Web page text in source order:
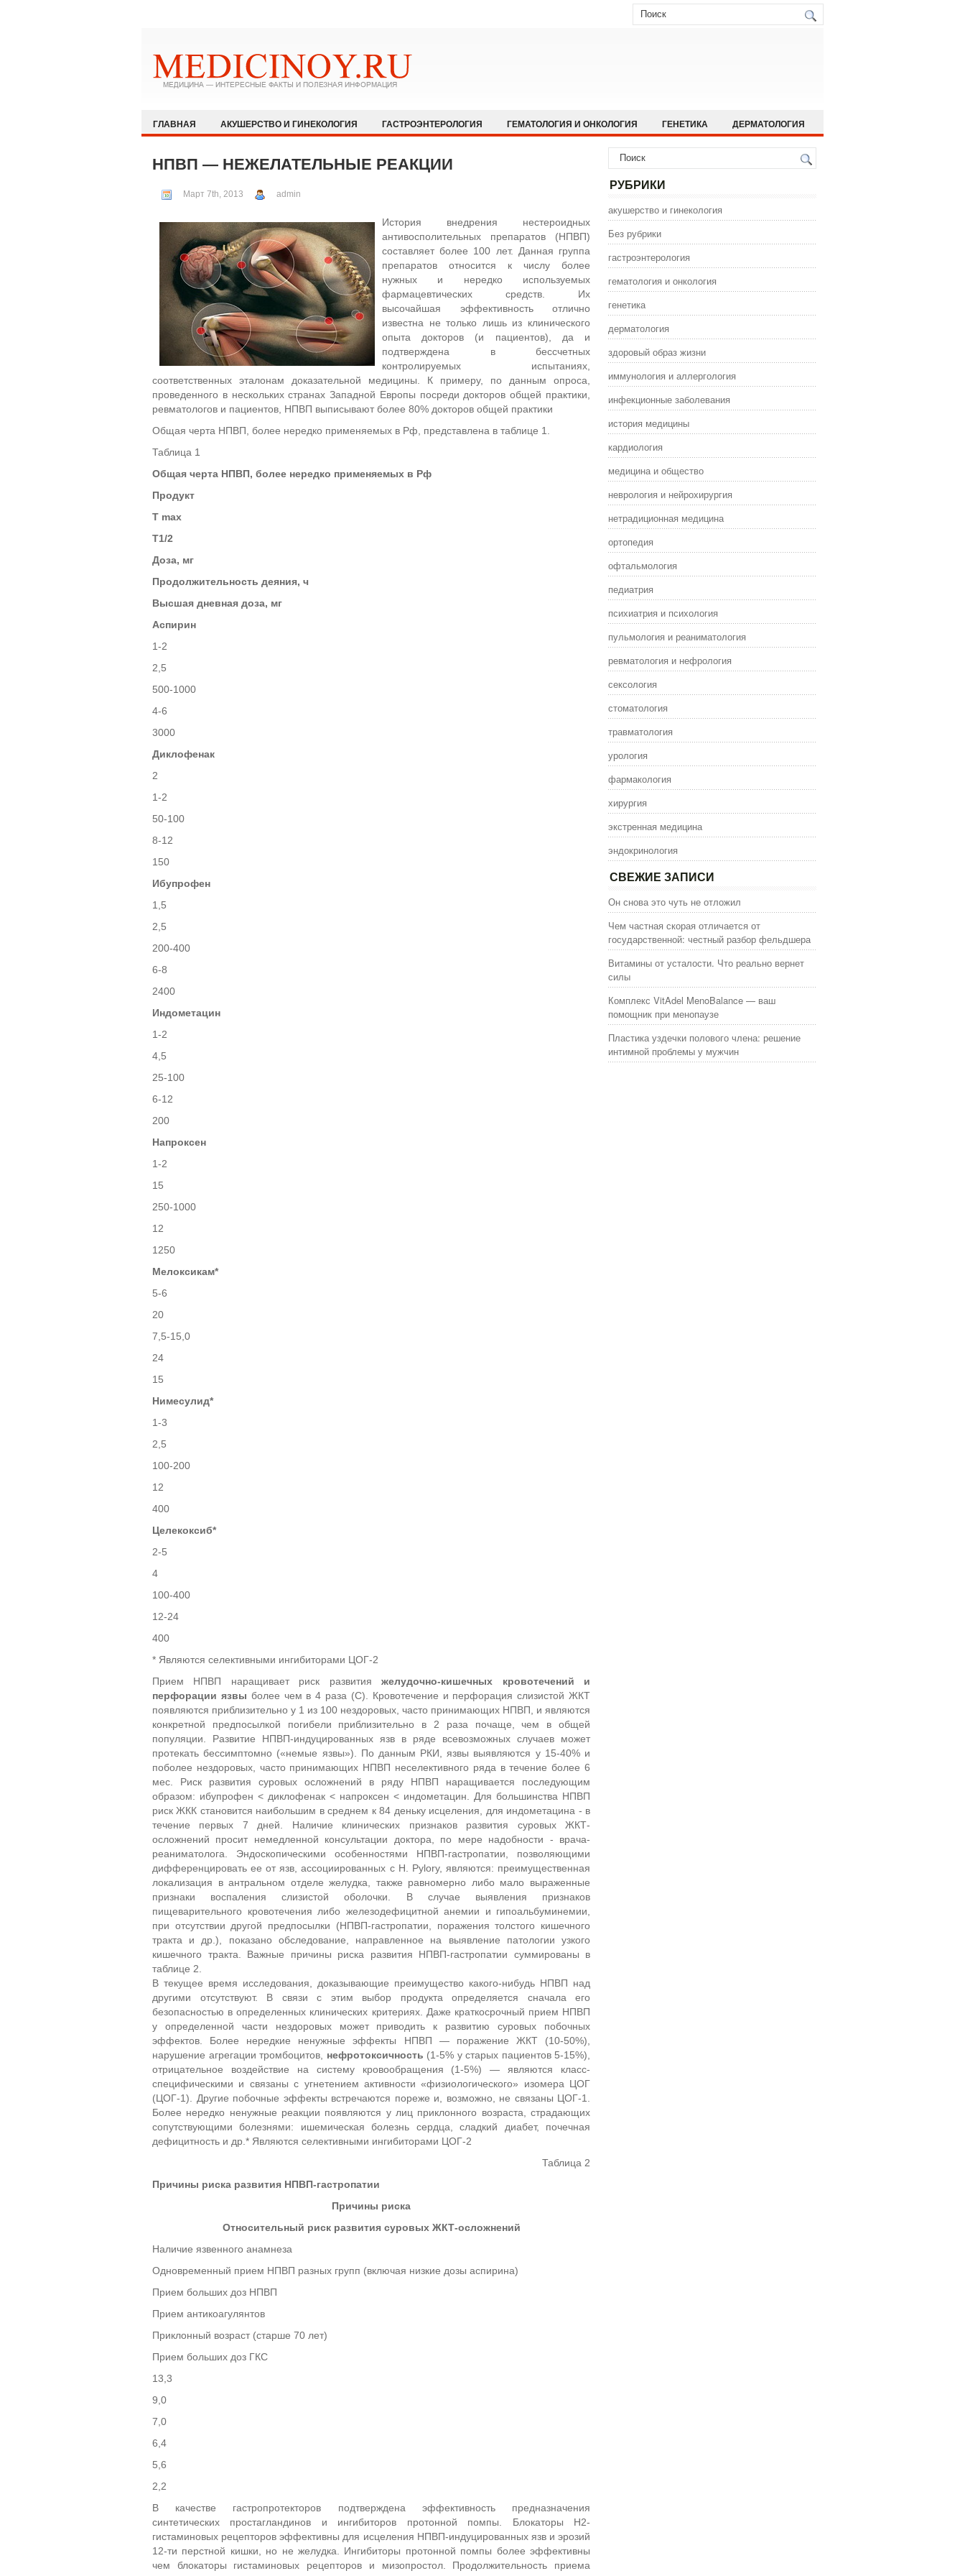
ГЛАВНАЯ АКУШЕРСТВО И ГИНЕКОЛОГИЯ ГАСТРОЭНТЕРОЛОГИЯ ГЕМАТОЛОГИЯ И ОНКОЛОГИЯ ГЕНЕТИКА
ДЕРМАТОЛОГИЯ
ИНФЕКЦИОННЫЕ ЗАБОЛЕВАНИЯ
ИСТОРИЯ МЕДИЦИНЫ
НЕВРОЛОГИЯ И НЕЙРОХИРУРГИЯ
ОФТАЛЬМОЛОГИЯ
ПЕДИАТРИЯ
РЕВМАТОЛОГИЯ И НЕФРОЛОГИЯ
СЕКСОЛОГИЯ СТОМАТОЛОГИЯ ТРАВМАТОЛОГИЯ УРОЛОГИЯ
ХИРУРГИЯ
ЭКСТРЕННАЯ МЕДИЦИНА ЭНДОКРИНОЛОГИЯ
НПВП — НЕЖЕЛАТЕЛЬНЫЕ РЕАКЦИИ
Март 7th, 2013 admin
История внедрения нестероидных
антивосполительных препаратов (НПВП)
составляет более 100 лет. Данная группа
препаратов относится к числу более
нужных и нередко используемых
фармацевтических средств. Их
высочайшая эффективность отлично
известна не только лишь из клинического
опыта докторов (и пациентов), да и
подтверждена в бессчетных
контролируемых испытаниях,
соответственных эталонам доказательной медицины. К примеру, по данным опроса,
проведенного в нескольких странах Западной Европы посреди докторов общей практики,
ревматологов и пациентов, НПВП выписывают более 80% докторов общей практики
Общая черта НПВП, более нередко применяемых в Рф, представлена в таблице 1.
Таблица 1
Общая черта НПВП, более нередко применяемых в Рф
Продукт
T max
T1/2
Доза, мг
Продолжительность деяния, ч
Высшая дневная доза, мг
Аспирин
1-2
2,5
500-1000
4-6
3000
Диклофенак
2
1-2
50-100
8-12
150
Ибупрофен
1,5
2,5
200-400
6-8
2400
Индометацин
1-2
4,5
25-100
6-12
200
Напроксен
1-2
15
250-1000
12
1250
Мелоксикам*
5-6
20
7,5-15,0
24
15
Нимесулид*
1-3
2,5
100-200
12
400
Целекоксиб*
2-5
4
100-400
12-24
400
* Являются селективными ингибиторами ЦОГ-2
Прием НПВП наращивает риск развитияжелудочно-кишечных кровотечений и
перфорации язвы более чем в 4 раза (С). Кровотечение и перфорация слизистой ЖКТ
появляются приблизительно у 1 из 100 нездоровых, часто принимающих НПВП, и являются
конкретной предпосылкой погибели приблизительно в 2 раза почаще, чем в общей
популяции. Развитие НПВП-индуцированных язв в ряде всевозможных случаев может
протекать бессимптомно («немые язвы»). По данным РКИ, язвы выявляются у 15-40% и
поболее нездоровых, часто принимающих НПВП неселективного ряда в течение более 6
мес. Риск развития суровых осложнений в ряду НПВП наращивается последующим
образом: ибупрофен < диклофенак < напроксен < индометацин. Для большинства НПВП
риск ЖКК становится наибольшим в среднем к 84 деньку исцеления, для индометацина - в
течение первых 7 дней. Наличие клинических признаков развития суровых ЖКТ-
осложнений просит немедленной консультации доктора, по мере надобности - врача-
реаниматолога. Эндоскопическими особенностями НПВП-гастропатии, позволяющими
дифференцировать ее от язв, ассоциированных с H. Pylory, являются: преимущественная
локализация в антральном отделе желудка, также равномерно либо мало выраженные
признаки воспаления слизистой оболочки. В случае выявления признаков
пищеварительного кровотечения либо железодефицитной анемии и гипоальбуминемии,
при отсутствии другой предпосылки (НПВП-гастропатии, поражения толстого кишечного
тракта и др.), показано обследование, направленное на выявление патологии узкого
кишечного тракта. Важные причины риска развития НПВП-гастропатии суммированы в
таблице 2.
В текущее время исследования, доказывающие преимущество какого-нибудь НПВП над
другими отсутствуют. В связи с этим выбор продукта определяется сначала его
безопасностью в определенных клинических критериях. Даже краткосрочный прием НПВП
у определенной части нездоровых может приводить к развитию суровых побочных
эффектов. Более нередкие ненужные эффекты НПВП — поражение ЖКТ (10-50%),
нарушение агрегации тромбоцитов, нефротоксичность (1-5% у старых пациентов 5-15%),
отрицательное воздействие на систему кровообращения (1-5%) — являются класс-
специфическими и связаны с угнетением активности «физиологического» изомера ЦОГ
(ЦОГ-1). Другие побочные эффекты встречаются пореже и, возможно, не связаны ЦОГ-1.
Более нередко ненужные реакции появляются у лиц приклонного возраста, страдающих
сопутствующими болезнями: ишемическая болезнь сердца, сладкий диабет, почечная
дефицитность и др.* Являются селективными ингибиторами ЦОГ-2
Таблица 2
Причины риска развития НПВП-гастропатии
Причины риска
Относительный риск развития суровых ЖКТ-осложнений
Наличие язвенного анамнеза
Одновременный прием НПВП разных групп (включая низкие дозы аспирина)
Прием больших доз НПВП
Прием антикоагулянтов
Приклонный возраст (старше 70 лет)
Прием больших доз ГКС
13,3
9,0
7,0
6,4
5,6
2,2
В качестве гастропротекторов подтверждена эффективность предназначения
синтетических простагландинов и ингибиторов протонной помпы. Блокаторы Н2-
гистаминовых рецепторов эффективны для исцеления НПВП-индуцированных язв и эрозий
12-ти перстной кишки, но не желудка. Ингибиторы протонной помпы более эффективны
чем блокаторы гистаминовых рецепторов и мизопростол. Продолжительность приема
РУБРИКИ
акушерство и гинекология
Без рубрики
гастроэнтерология
гематология и онкология
генетика
дерматология
здоровый образ жизни
иммунология и аллергология
инфекционные заболевания
история медицины
кардиология
медицина и общество
неврология и нейрохирургия
нетрадиционная медицина
ортопедия
офтальмология
педиатрия
психиатрия и психология
пульмология и реаниматология
ревматология и нефрология
сексология
стоматология
травматология
урология
фармакология
хирургия
экстренная медицина
эндокринология
СВЕЖИЕ ЗАПИСИ
Он снова это чуть не отложил
Чем частная скорая отличается от
государственной: честный разбор фельдшера
Витамины от усталости. Что реально вернет
силы
Комплекс VitAdel MenoBalance — ваш
помощник при менопаузе
Пластика уздечки полового члена: решение
интимной проблемы у мужчин